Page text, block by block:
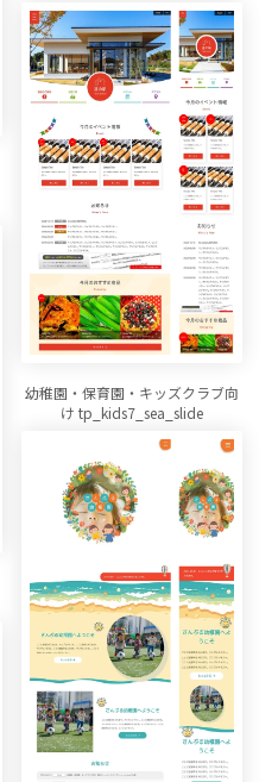
幼稚園・保育園・キッズクラブ向
け tp_kids7_sea_slide